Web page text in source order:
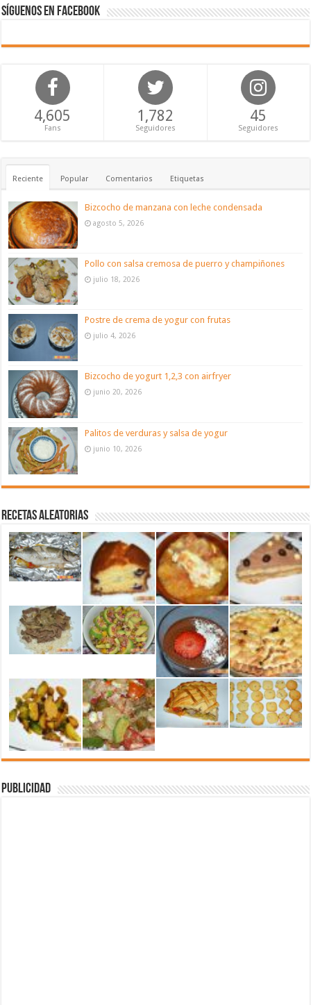
Síguenos en Facebook
4,605
Fans
1,782
Seguidores
45
Seguidores
Reciente Popular Comentarios Etiquetas
Bizcocho de manzana con leche condensada
agosto 5, 2026
Pollo con salsa cremosa de puerro y champiñones
julio 18, 2026
Postre de crema de yogur con frutas
julio 4, 2026
Bizcocho de yogurt 1,2,3 con airfryer
junio 20, 2026
Palitos de verduras y salsa de yogur
junio 10, 2026
Recetas aleatorias
Publicidad